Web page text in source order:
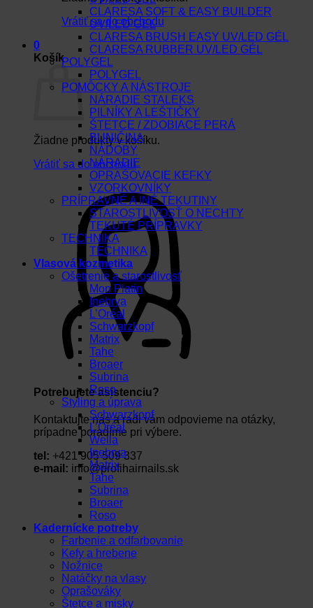
Vrátiť sa do obchodu
0
Košík
Žiadne produkty v košíku.
Vrátiť sa do obchodu
Potrebujete asistenciu?
Kontaktujte nás a radi vám odpovieme na otázky,
prípadne poradíme pri výbere.
tel: +421 905 509 337
e-mail: info@profihairnails.sk
CLARESA SOFT & EASY BUILDER
UV/LED GEL
CLARESA BRUSH EASY UV/LED GÉL
CLARESA RUBBER UV/LED GÉL
POLYGEL
POLYGEL
POMÔCKY A NÁSTROJE
NÁRADIE STALEKS
PILNÍKY A LEŠTIČKY
ŠTETCE / ZDOBIACE PERÁ
BUNIČINA
NÁDOBY
NÁRADIE
OPRAŠOVACIE KEFKY
VZORKOVNÍKY
PRÍPRAVNÉ A INÉ TEKUTINY
STAROSTLIVOSŤ O NECHTY
TEKUTÉ PRÍPRAVKY
TECHNIKA
TECHNIKA
Vlasová kozmetika
Ošetrenie a starostlivosť
Mon Platin
Inebrya
L’Oréal
Schwarzkopf
Matrix
Tahe
Broaer
Subrina
Roso
Styling a úprava
Schwarzkopf
L’Oréal
Wella
Inebrya
Matrix
Tahe
Subrina
Broaer
Roso
Kadernícke potreby
Farbenie a odfarbovanie
Kefy a hrebene
Nožnice
Natáčky na vlasy
Oprašováky
Štetce a misky